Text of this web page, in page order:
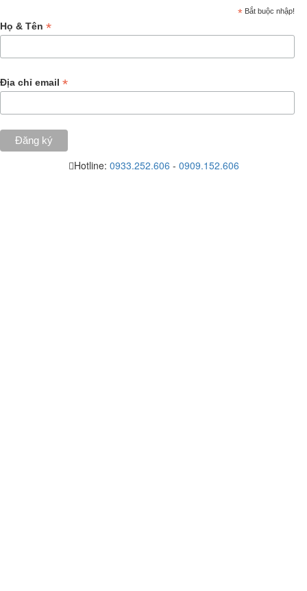
* Bắt buộc nhập!
Họ & Tên *
Địa chỉ email *
Hotline: 0933.252.606 - 0909.152.606